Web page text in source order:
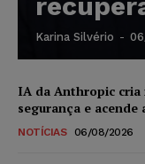
Karina Silvério -
IA da Anthropic cria
segurança e
NOTÍCIAS 06/08/2026